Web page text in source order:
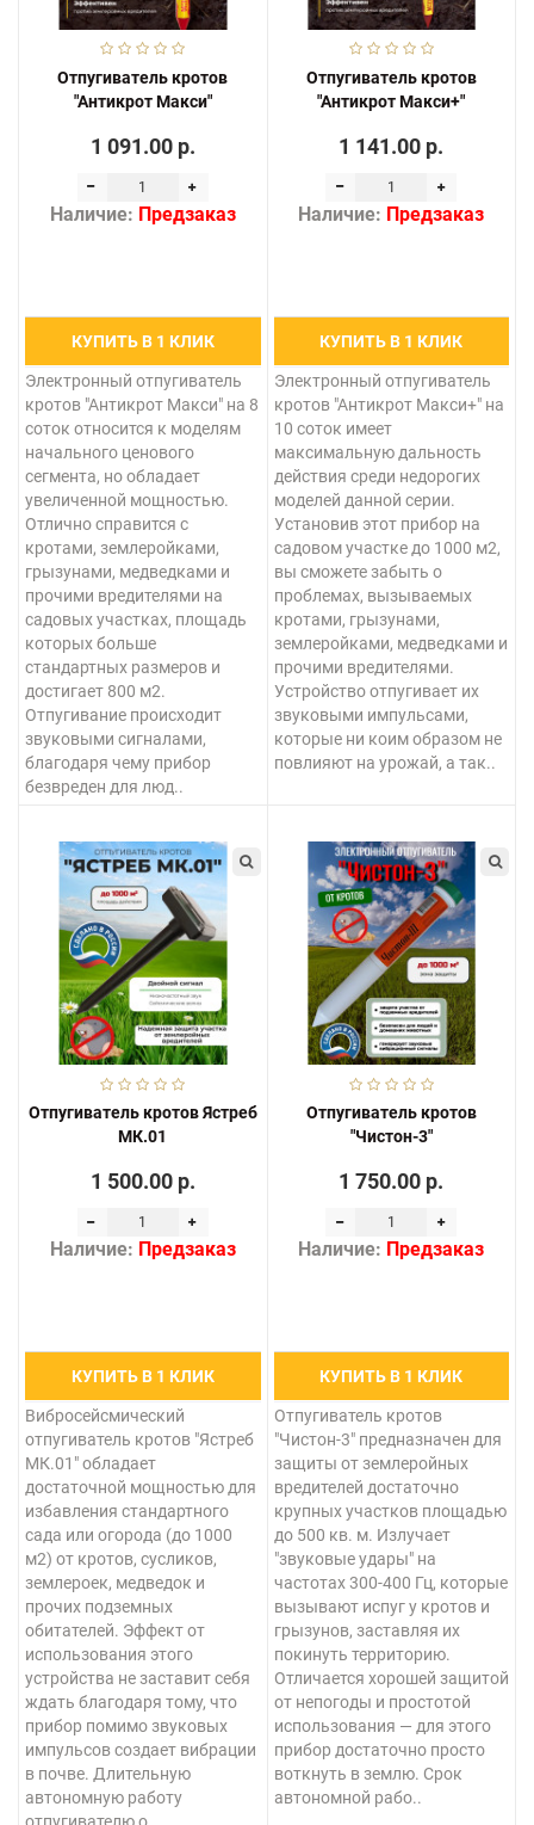
Отпугиватель кротов
"Антикрот Макси"
1 091.00 р.
Наличие: Предзаказ
КУПИТЬ В 1 КЛИК
Электронный отпугиватель
кротов "Антикрот Макси" на 8
соток относится к моделям
начального ценового
сегмента, но обладает
увеличенной мощностью.
Отлично справится с
кротами, землеройками,
грызунами, медведками и
прочими вредителями на
садовых участках, площадь
которых больше
стандартных размеров и
достигает 800 м2.
Отпугивание происходит
звуковыми сигналами,
благодаря чему прибор
безвреден для люд..
Отпугиватель кротов
"Антикрот Макси+"
1 141.00 р.
Наличие: Предзаказ
КУПИТЬ В 1 КЛИК
Электронный отпугиватель
кротов "Антикрот Макси+" на
10 соток имеет
максимальную дальность
действия среди недорогих
моделей данной серии.
Установив этот прибор на
садовом участке до 1000 м2,
вы сможете забыть о
проблемах, вызываемых
кротами, грызунами,
землеройками, медведками и
прочими вредителями.
Устройство отпугивает их
звуковыми импульсами,
которые ни коим образом не
повлияют на урожай, а так..
Отпугиватель кротов Ястреб
МК.01
1 500.00 р.
Наличие: Предзаказ
КУПИТЬ В 1 КЛИК
Вибросейсмический
отпугиватель кротов "Ястреб
МК.01" обладает
достаточной мощностью для
избавления стандартного
сада или огорода (до 1000
м2) от кротов, сусликов,
землероек, медведок и
прочих подземных
обитателей. Эффект от
использования этого
устройства не заставит себя
ждать благодаря тому, что
прибор помимо звуковых
импульсов создает вибрации
в почве. Длительную
автономную работу
Отпугиватель кротов
"Чистон-3"
1 750.00 р.
Наличие: Предзаказ
КУПИТЬ В 1 КЛИК
Отпугиватель кротов
"Чистон-3" предназначен для
защиты от землеройных
вредителей достаточно
крупных участков площадью
до 500 кв. м. Излучает
"звуковые удары" на
частотах 300-400 Гц, которые
вызывают испуг у кротов и
грызунов, заставляя их
покинуть территорию.
Отличается хорошей защитой
от непогоды и простотой
использования — для этого
прибор достаточно просто
воткнуть в землю. Срок
автономной рабо..